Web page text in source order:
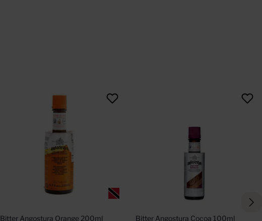
Bitter Angostura Orange 200ml Bitter Angostura Cocoa 100ml